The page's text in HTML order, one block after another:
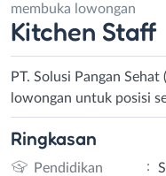
membuka lowongan
Kitchen Staff
PT. Solusi Pangan
lowongan untuk posisi
Ringkasan
Pendidikan :